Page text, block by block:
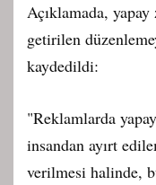
Açıklamada,
getirilen
kaydedildi:
"Reklamlarda
insandan ayırt
verilmesi halinde,